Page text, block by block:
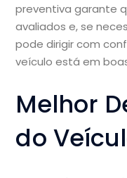
preventiva garante
avaliados e, se
pode dirigir com
veículo está em
Melhor
do